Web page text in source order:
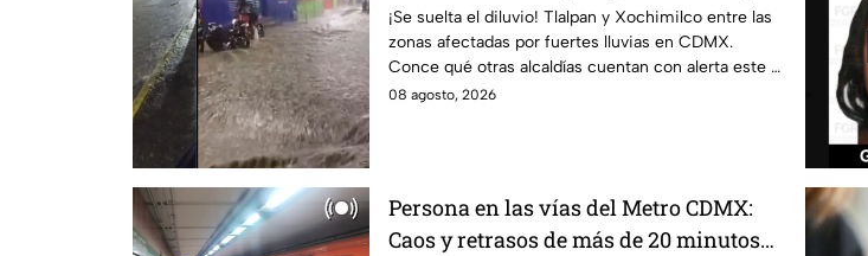
lluvias intensas
¡Se suelta el diluvio! Tlalpan y Xochimilco entre las
zonas afectadas por fuertes lluvias en CDMX.
Conce qué otras alcaldías cuentan con alerta este 8
de agosto.
08 agosto, 2026
Persona en las vías del Metro CDMX:
Caos y retrasos de más de 20 minutos